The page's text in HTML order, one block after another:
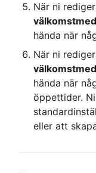
När ni
hända när
När ni
hända när
öppettider.
eller att